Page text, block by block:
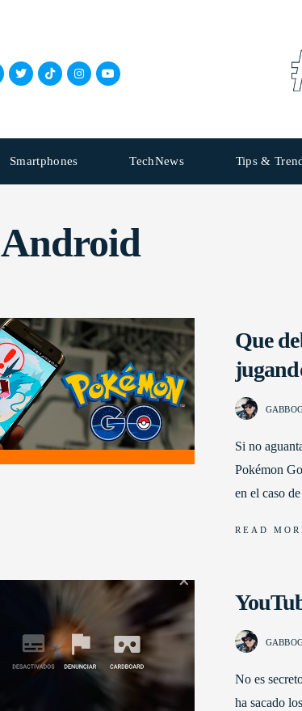
Smartphones TechNews Tips &
Android
Que
Si no
Pokémon
en el caso
READ
No es
ha sacado